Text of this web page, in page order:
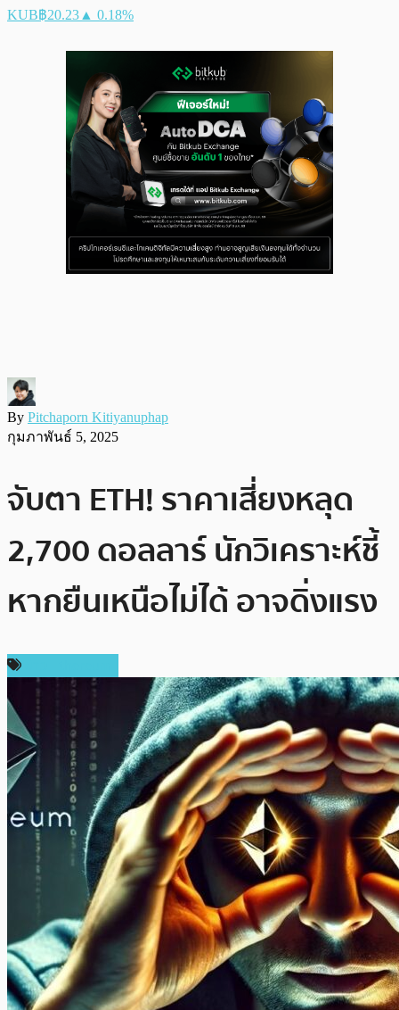
KUB฿20.23 ▲ 0.18%
By Pitchaporn Kitiyanuphap
กุมภาพันธ์ 5, 2025
จับตา ETH! ราคาเสี่ยงหลุด
2,700 ดอลลาร์ นักวิเคราะห์ชี้
หากยืนเหนือไม่ได้ อาจดิ่งแรง